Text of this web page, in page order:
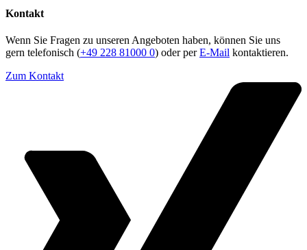
Kontakt
Wenn Sie Fragen zu unseren Angeboten haben, können Sie uns
gern telefonisch (+49 228 81000 0) oder perE-Mail kontaktieren.
Zum Kontakt